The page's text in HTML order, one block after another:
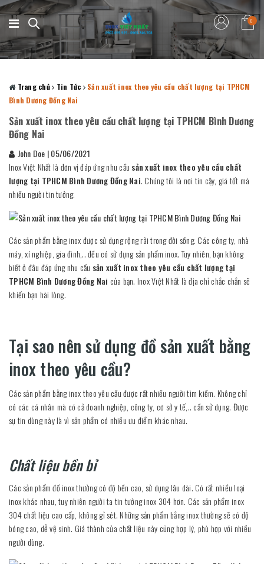
0
Trang chủ Tin Tức
Sản xuất inox theo yêu cầu chất lượng tại TPHCM
Bình Dương Đồng Nai
Sản xuất inox theo yêu cầu chất lượng tại TPHCM Bình Dương
Đồng Nai
John Doe |05/06/2021
Inox Việt Nhất là đơn vị đáp ứng nhu cầu sản xuất inox theo yêu cầu chất
lượng tại TPHCM Bình Dương Đồng Nai. Chúng tôi là nơi tin cậy, giá tốt mà
nhiều người tin tưởng.
Các sản phẩm bằng inox được sử dụng rộng rãi trong đời sống. Các công ty, nhà
máy, xí nghiệp, gia đình,.. đều có sử dụng sản phẩm inox. Tuy nhiên, bạn không
biết ở đâu đáp ứng nhu cầu sản xuất inox theo yêu cầu chất lượng tại
TPHCM Bình Dương Đồng Nai của bạn. Inox Việt Nhất là địa chỉ chắc chắn sẽ
khiến bạn hài lòng.
Tại sao nên sử dụng đồ sản xuất bằng
inox theo yêu cầu?
Các sản phẩm bằng inox theo yêu cầu được rất nhiều người tìm kiếm. Không chỉ
có các cá nhân mà có cả doanh nghiệp, công ty, cơ sở y tế,.. cần sử dụng. Được
sự tin dùng này là vì sản phẩm có nhiều ưu điểm khác nhau.
Chất liệu bền bỉ
Các sản phẩm đồ inox thường có độ bền cao, sử dụng lâu dài. Có rất nhiều loại
inox khác nhau, tuy nhiên người ta tin tưởng inox 304 hơn. Các sản phẩm inox
304 chất liệu cao cấp, không gỉ sét. Những sản phẩm bằng inox thường sẽ có độ
bóng cao, dễ vệ sinh. Giá thành của chất liệu này cũng hợp lý, phù hợp với nhiều
người dùng.